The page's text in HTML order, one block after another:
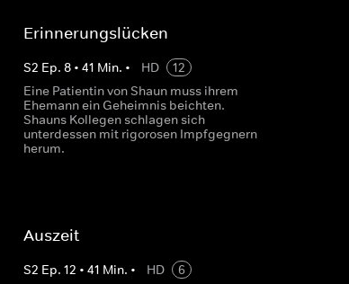
Erinnerungslücken
S2 Ep. 8• 41 Min. • HD
12
Eine Patientin von Shaun muss ihrem
Ehemann ein Geheimnis beichten.
Shauns Kollegen schlagen sich
unterdessen mit rigorosen Impfgegnern
herum.
Auszeit
S2 Ep. 12 • 41 Min. • HD
6